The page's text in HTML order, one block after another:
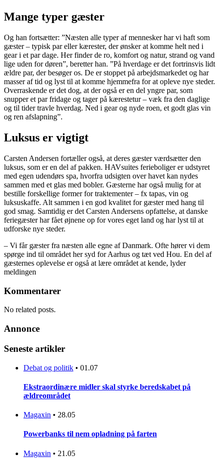
Mange typer gæster
Og han fortsætter: ”Næsten alle typer af mennesker har vi haft som
gæster – typisk par eller kærester, der ønsker at komme helt ned i
gear i et par dage. Her finder de ro, komfort og natur, strand og vand
lige uden for døren”, beretter han. ”På hverdage er det fortrinsvis lidt
ældre par, der besøger os. De er stoppet på arbejdsmarkedet og har
masser af tid og lyst til at komme hjemmefra for at opleve nye steder.
Overraskende er det dog, at der også er en del yngre par, som
snupper et par fridage og tager på kærestetur – væk fra den daglige
og til tider travle hverdag. Ned i gear og nyde roen, et godt glas vin
og ren afslapning”.
Luksus er vigtigt
Carsten Andersen fortæller også, at deres gæster værdsætter den
luksus, som er en del af pakken. HAVsuites ferieboliger er udstyret
med egen udendørs spa, hvorfra udsigten over havet kan nydes
sammen med et glas med bobler. Gæsterne har også mulig for at
bestille forskellige former for traktementer – fx tapas, vin og
luksuskaffe. Alt sammen i en god kvalitet for gæster med hang til
god smag. Samtidig er det Carsten Andersens opfattelse, at danske
feriegæster har fået øjnene op for vores eget land og har lyst til at
udforske nye steder.
– Vi får gæster fra næsten alle egne af Danmark. Ofte hører vi dem
spørge ind til området her syd for Aarhus og tæt ved Hou. En del af
gæsternes oplevelse er også at lære området at kende, lyder
meldingen
Kommentarer
No related posts.
Annonce
Seneste artikler
Debat og politik • 01.07
Ekstraordinære midler skal styrke beredskabet på
ældreområdet
Magaxin • 28.05
Powerbanks til nem opladning på farten
Magaxin • 21.05